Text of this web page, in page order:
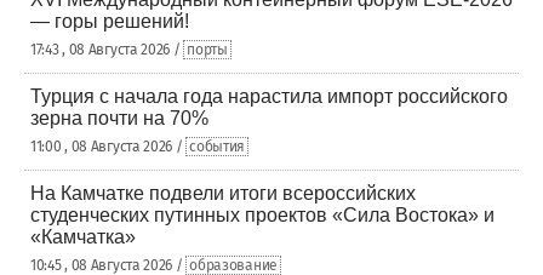
— горы решений!
17:43 , 08 Августа 2026 / порты
Турция с начала года нарастила импорт российского
зерна почти на 70%
11:00 , 08 Августа 2026 / события
На Камчатке подвели итоги всероссийских
студенческих путинных проектов «Сила Востока» и
«Камчатка»
10:45 , 08 Августа 2026 / образование